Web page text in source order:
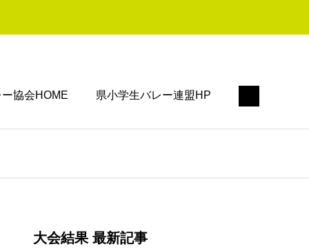
協会HOME 県小学生バレー連盟HP
大会結果 最新記事